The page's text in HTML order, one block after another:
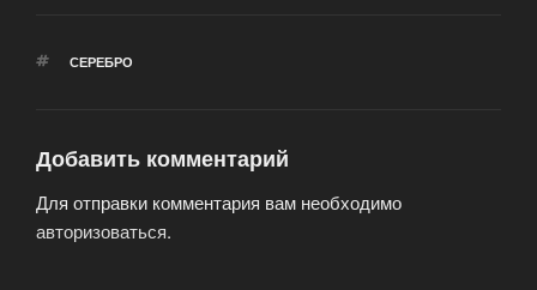
МЕТКИ
СЕРЕБРО
Добавить комментарий
Для отправки комментария вам необходимо
авторизоваться.